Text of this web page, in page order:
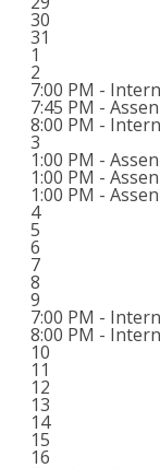
30
31
1
2
7:00 PM -
7:45 PM -
8:00 PM -
3
1:00 PM -
1:00 PM -
1:00 PM -
4
5
6
7
8
9
7:00 PM -
8:00 PM -
10
11
12
13
14
15
16